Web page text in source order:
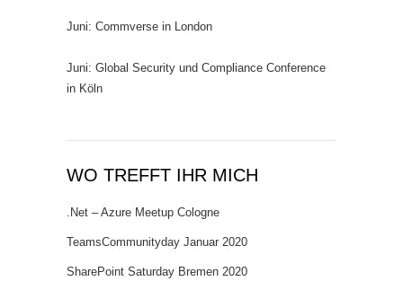
Juni: Commverse in London
Juni: Global Security und Compliance Conference
in Köln
WO TREFFT IHR MICH
.Net – Azure Meetup Cologne
TeamsCommunityday Januar 2020
SharePoint Saturday Bremen 2020